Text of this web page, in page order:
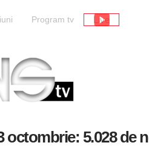
Program tv Live
octombrie: 5.028 de